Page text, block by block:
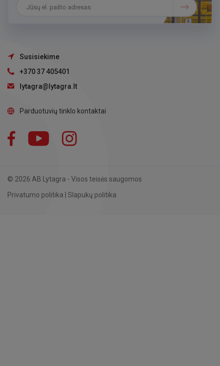
Susisiekime
+370 37 405401
lytagra@lytagra.lt
Parduotuvių tinklo kontaktai
Facebook YouTube
© 2026 AB Lytagra - Visos teisės saugomos
Privatumo politika
Slapukų politika